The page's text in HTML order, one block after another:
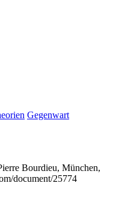
Gegenwart
Bourdieu, München,
document/25774